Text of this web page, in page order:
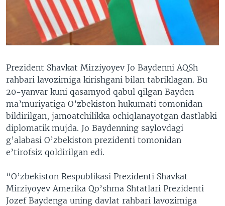
VIDEO
XABARLAR SURATLARDA
ODNOKLASSNIKI
TELEGRAM
TWITTER
SOUNDCLOUD
VOA
Prezident Shavkat Mirziyoyev Jo Baydenni AQSh
rahbari lavozimiga kirishgani bilan tabriklagan. Bu
20-yanvar kuni qasamyod qabul qilgan Bayden
ma’muriyatiga O’zbekiston hukumati tomonidan
bildirilgan, jamoatchilikka ochiqlanayotgan dastlabki
diplomatik mujda. Jo Baydenning saylovdagi
g’alabasi O’zbekiston prezidenti tomonidan
e’tirofsiz qoldirilgan edi.
“O’zbekiston Respublikasi Prezidenti Shavkat
Mirziyoyev Amerika Qo’shma Shtatlari Prezidenti
Jozef Baydenga uning davlat rahbari lavozimiga